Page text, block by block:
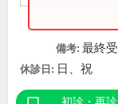
備考: 最終
休診日: 日、祝